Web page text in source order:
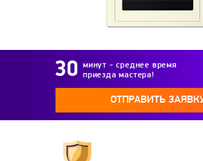
минут - среднее время
приезда мастера!
ОТПРАВИТЬ